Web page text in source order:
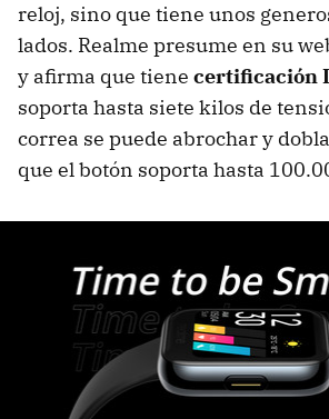
reloj, sino que tiene unos
lados. Realme presume en su
y afirma que tiene certificación
soporta hasta siete kilos de
correa se puede abrochar y
que el botón soporta hasta